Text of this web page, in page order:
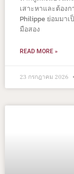
เสาะหาและต้อง
Philippe ย่อมมา
มือสอง
READ MORE »
23 กรกฎาคม 2026